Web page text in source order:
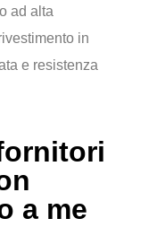
ad alta
in
e resistenza
a me